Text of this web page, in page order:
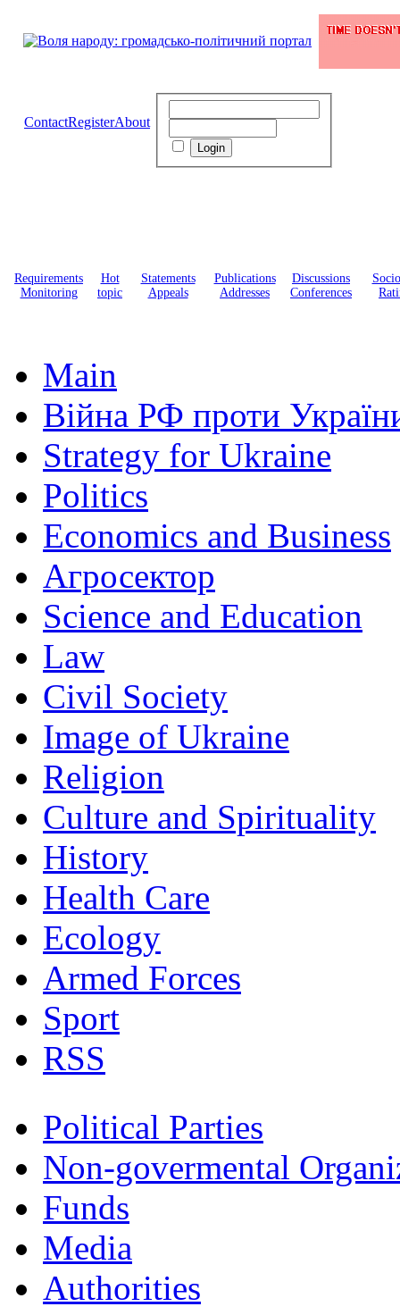
ContactRegisterAbout
Requirements
Monitoring
Hot
topic
Statements
Appeals
Publications
Addresses
Discussions
Conferences
Main
Війна РФ проти
Strategy for Ukraine
Politics
Economics and Business
Агросектор
Science and Education
Law
Civil Society
Image of Ukraine
Religion
Culture and Spirituality
History
Health Care
Ecology
Armed Forces
Sport
RSS
Political Parties
Non-govermental
Funds
Мedia
Authorities